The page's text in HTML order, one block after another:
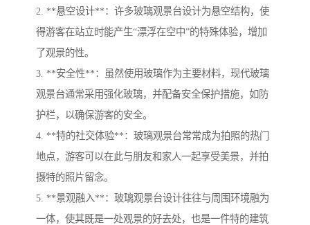
2. **悬空设计**：许多玻璃观景台设计为悬空结构，使
得游客在站立时能产生“漂浮在空中”的特殊体验，增加
了观景的性。
3. **安全性**：虽然使用玻璃作为主要材料，现代玻璃
观景台通常采用强化玻璃，并配备安全保护措施，如防
护栏，以确保游客的安全。
4. **特的社交体验**：玻璃观景台常常成为拍照的热门
地点，游客可以在此与朋友和家人一起享受美景，并拍
摄特的照片留念。
5. **景观融入**：玻璃观景台设计往往与周围环境融为
一体，使其既是一处观景的好去处，也是一件特的建筑